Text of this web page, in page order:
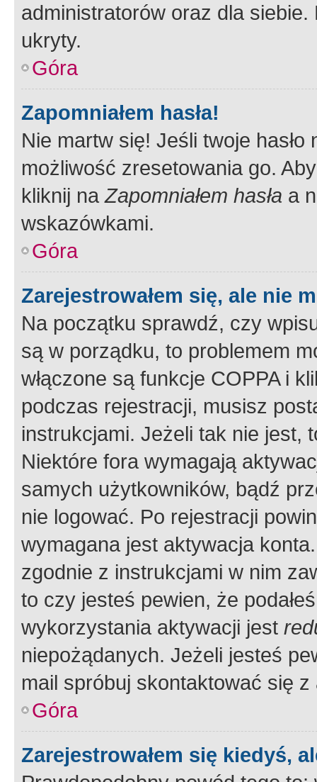
administratorów oraz dla
ukryty.
Góra
Zapomniałem hasła!
Nie martw się! Jeśli twoje
możliwość zresetowania go.
kliknij naZapomniałem hasła a
wskazówkami.
Góra
Zarejestrowałem się, ale nie
Na początku sprawdź, czy
są w porządku, to problemem
włączone są funkcje COPPA i
podczas rejestracji, musisz
instrukcjami. Jeżeli tak nie jest,
Niektóre fora wymagają
samych użytkowników, bądź
nie logować. Po rejestracji
wymagana jest aktywacja
zgodnie z instrukcjami w nim
to czy jesteś pewien, że
wykorzystania aktywacji jest
niepożądanych. Jeżeli jesteś
mail spróbuj skontaktować się
Góra
Zarejestrowałem się kiedyś,